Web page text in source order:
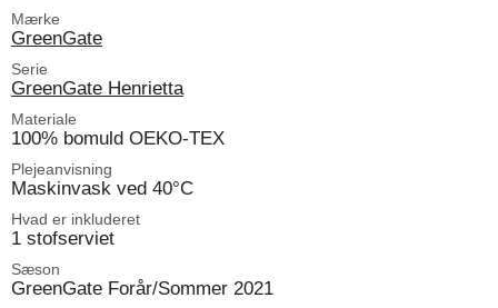
Mærke
GreenGate
Serie
GreenGate Henrietta
Materiale
100% bomuld OEKO-TEX
Plejeanvisning
Maskinvask ved 40°C
Hvad er inkluderet
1 stofserviet
Sæson
GreenGate Forår/Sommer 2021